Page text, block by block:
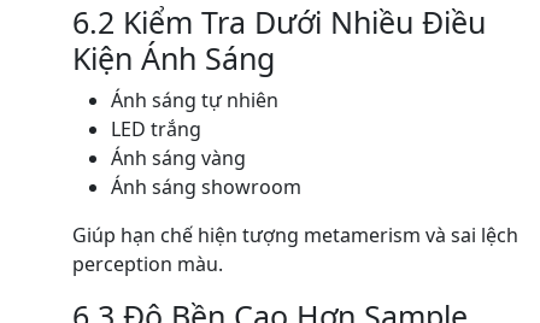
6.2 Kiểm Tra Dưới Nhiều Điều
Kiện Ánh Sáng
Ánh sáng tự nhiên
LED trắng
Ánh sáng vàng
Ánh sáng showroom
Giúp hạn chế hiện tượng metamerism và sai lệch
perception màu.